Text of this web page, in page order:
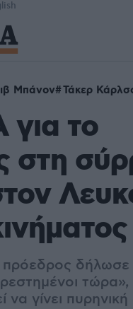
Μπάνον Τάκερ
το
στη
πρόεδρος
γίνει